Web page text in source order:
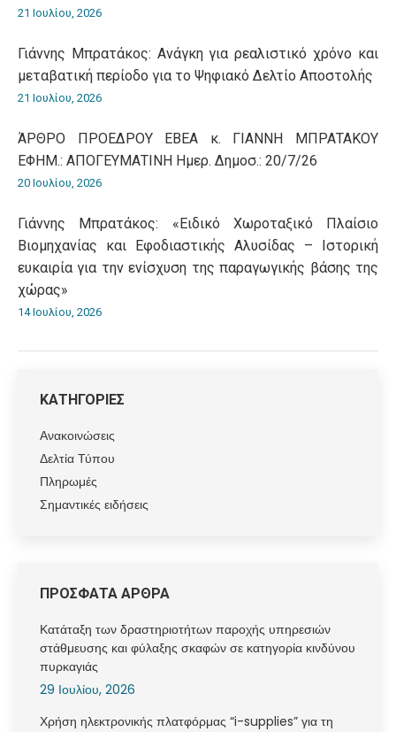
21 Ιουλίου, 2026
Γιάννης Μπρατάκος: Ανάγκη για ρεαλιστικό χρόνο και
μεταβατική περίοδο για το Ψηφιακό Δελτίο Αποστολής
21 Ιουλίου, 2026
ΆΡΘΡΟ ΠΡΟΕΔΡΟΥ ΕΒΕΑ κ. ΓΙΑΝΝΗ ΜΠΡΑΤΑΚΟΥ
ΕΦΗΜ.: ΑΠΟΓΕΥΜΑΤΙΝΗ Ημερ. Δημοσ.: 20/7/26
20 Ιουλίου, 2026
Γιάννης Μπρατάκος: «Ειδικό Χωροταξικό Πλαίσιο
Βιομηχανίας και Εφοδιαστικής Αλυσίδας – Ιστορική
ευκαιρία για την ενίσχυση της παραγωγικής βάσης της
χώρας»
14 Ιουλίου, 2026
ΚΑΤΗΓΟΡΙΕΣ
Ανακοινώσεις
Δελτία Τύπου
Πληρωμές
Σημαντικές ειδήσεις
ΠΡΟΣΦΑΤΑ ΑΡΘΡΑ
Κατάταξη των δραστηριοτήτων παροχής υπηρεσιών
στάθμευσης και φύλαξης σκαφών σε κατηγορία κινδύνου
πυρκαγιάς
29 Ιουλίου, 2026
Χρήση ηλεκτρονικής πλατφόρμας “i-supplies” για τη